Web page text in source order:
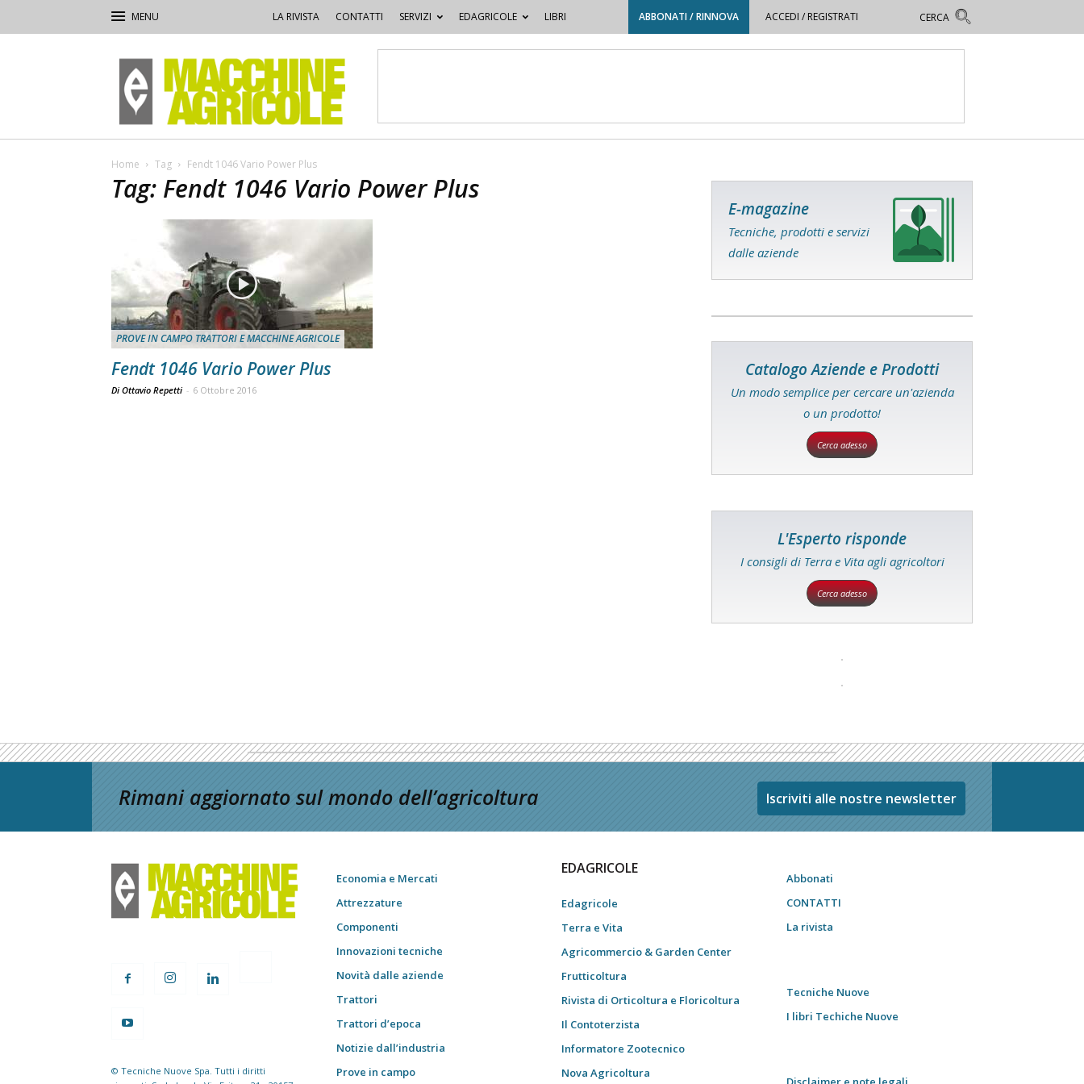
LA RIVISTA CONTATTI SERVIZI EDAGRICOLE LIBRI ABBONATI / RINNOVA ACCEDI / REGISTRATI
Macchine
Agricole
Home Tag Fendt 1046 Vario Power Plus
Tag: Fendt 1046 Vario Power Plus
PROVE IN CAMPO TRATTORI E MACCHINE AGRICOLE
Fendt 1046 Vario Power Plus
Di Ottavio Repetti - 6 Ottobre 2016
E-magazine
Tecniche, prodotti e servizi
dalle aziende
Catalogo Aziende e Prodotti
Un modo semplice per cercare un'azienda
o un prodotto!
Cerca adesso
L'Esperto risponde
I consigli di Terra e Vita agli agricoltori
Cerca adesso
Rimani aggiornato sul mondo dell’agricoltura Iscriviti alle nostre newsletter
© Tecniche Nuove Spa. Tutti i diritti
Economia e Mercati
Attrezzature
Componenti
Innovazioni tecniche
Novità dalle aziende
Trattori
Trattori d’epoca
Notizie dall’industria
Prove in campo
EDAGRICOLE
Edagricole
Terra e Vita
Agricommercio & Garden Center
Frutticoltura
Rivista di Orticoltura e Floricoltura
Il Contoterzista
Informatore Zootecnico
Nova Agricoltura
Abbonati
CONTATTI
La rivista
Tecniche Nuove
I libri Techiche Nuove